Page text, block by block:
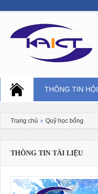
THÔNG TIN HỘI
Trang chủ Quỹ học bổng
THÔNG TIN TÀI LIỆU